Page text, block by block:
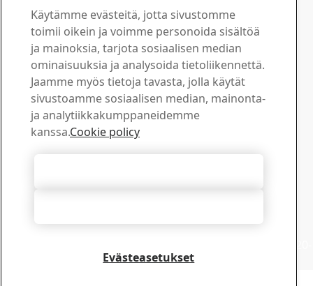
www.ssab.com/contact
Ota yhteyttä – GreenCoat
Ota meihin yhteyttä ja
kysy lisää
Myynti
Lähetä myynti- ja tuotekyselysi myynnin tukipalveluun
Ota yhteyttä myyntiin
Tekninen tuki
tukitiimiltämme
SSAB Europe Oy
Käytämme evästeitä, jotta sivustomme
toimii oikein ja voimme personoida sisältöä
ja mainoksia, tarjota sosiaalisen median
ominaisuuksia ja analysoida tietoliikennettä.
Jaamme myös tietoja tavasta, jolla käytät
sivustoamme sosiaalisen median, mainonta-
ja analytiikkakumppaneidemme
kanssa.Cookie policy
Evästeasetukset